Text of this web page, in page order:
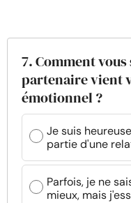
7. Comment
partenaire vient
émotionnel ?
Je suis
partie d'une
Parfois, je ne
mieux, mais